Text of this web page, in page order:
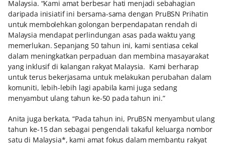
Malaysia. “Kami amat berbesar hati menjadi sebahagian
daripada inisiatif ini bersama-sama dengan PruBSN Prihatin
untuk membolehkan golongan berpendapatan rendah di
Malaysia mendapat perlindungan asas pada waktu yang
memerlukan. Sepanjang 50 tahun ini, kami sentiasa cekal
dalam meningkatkan perpaduan dan membina masayarakat
yang inklusif di kalangan rakyat Malaysia. Kami berharap
untuk terus bekerjasama untuk melakukan perubahan dalam
komuniti, lebih-lebih lagi apabila kami juga sedang
menyambut ulang tahun ke-50 pada tahun ini.”
Anita juga berkata, “Pada tahun ini, PruBSN menyambut ulang
tahun ke-15 dan sebagai pengendali takaful keluarga nombor
satu di Malaysia*, kami amat fokus dalam membantu rakyat